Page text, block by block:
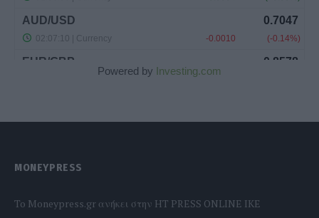
Powered by Investing.com
MONEYPRESS
To Moneypress.gr ανήκει στην HT PRESS ONLINE IKE